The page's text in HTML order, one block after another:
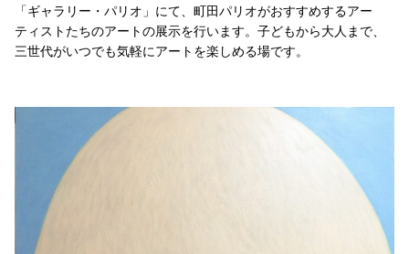
「ギャラリー・パリオ」にて、町田パリオがおすすめするアー
ティストたちのアートの展示を行います。子どもから大人まで、
三世代がいつでも気軽にアートを楽しめる場です。